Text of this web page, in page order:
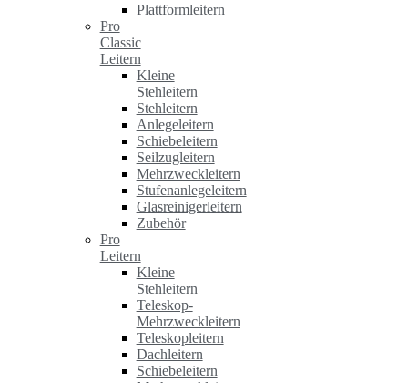
Plattformleitern
Pro
Classic
Leitern
Kleine
Stehleitern
Stehleitern
Anlegeleitern
Schiebeleitern
Seilzugleitern
Mehrzweckleitern
Stufenanlegeleitern
Glasreinigerleitern
Zubehör
Pro
Leitern
Kleine
Stehleitern
Teleskop-
Mehrzweckleitern
Teleskopleitern
Dachleitern
Schiebeleitern